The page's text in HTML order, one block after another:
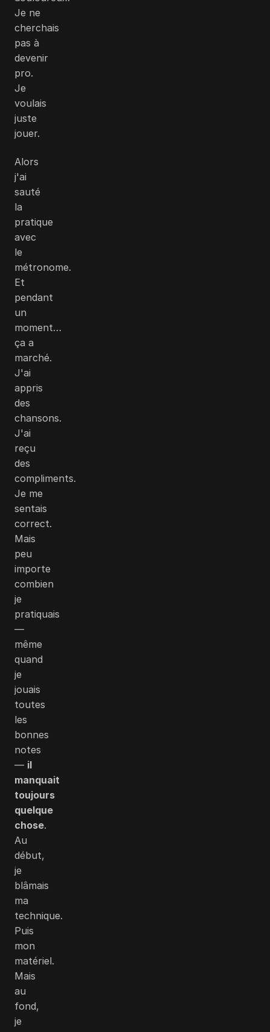
Je ne
cherchais
pas à
devenir
pro.
Je
voulais
juste
jouer.
Alors
j'ai
sauté
la
pratique
avec
le
métronome.
Et
pendant
un
moment…
ça a
marché.
J'ai
appris
des
chansons.
J'ai
reçu
des
compliments.
Je me
sentais
correct.
Mais
peu
importe
combien
je
pratiquais
—
même
quand
je
jouais
toutes
les
bonnes
notes
— il
manquait
toujours
quelque
chose.
Au
début,
je
blâmais
ma
technique.
Puis
mon
matériel.
Mais
au
fond,
je